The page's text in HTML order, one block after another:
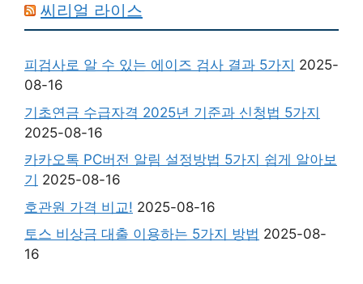
씨리얼 라이스
피검사로 알 수 있는 에이즈 검사 결과 5가지 2025-
08-16
기초연금 수급자격 2025년 기준과 신청법 5가지
2025-08-16
카카오톡 PC버전 알림 설정방법 5가지 쉽게 알아보
기 2025-08-16
호관원 가격 비교! 2025-08-16
토스 비상금 대출 이용하는 5가지 방법 2025-08-
16